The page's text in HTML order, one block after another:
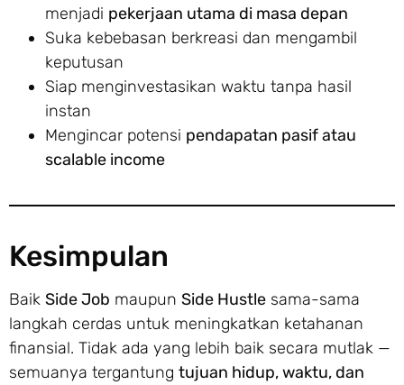
menjadi pekerjaan utama di masa depan
Suka kebebasan berkreasi dan mengambil
keputusan
Siap menginvestasikan waktu tanpa hasil
instan
Mengincar potensi pendapatan pasif atau
scalable income
Kesimpulan
Baik Side Job maupun Side Hustle sama-sama
langkah cerdas untuk meningkatkan ketahanan
finansial. Tidak ada yang lebih baik secara mutlak —
semuanya tergantung tujuan hidup, waktu, dan